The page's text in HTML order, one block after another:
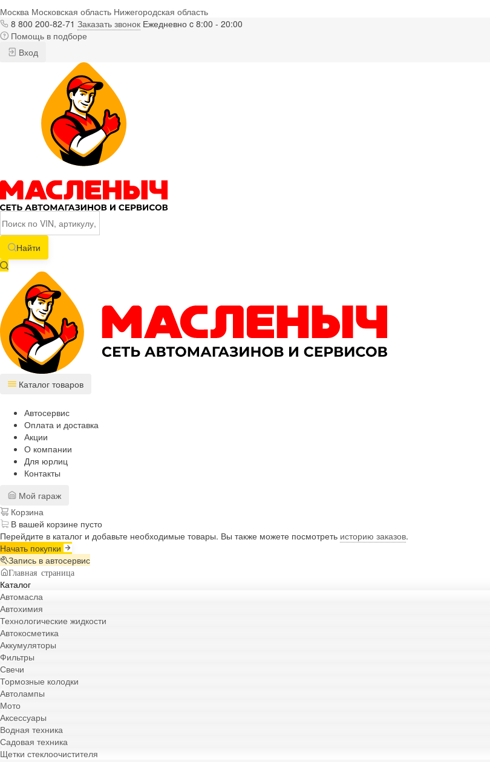
Москва Московская область Нижегородская область
8 800 200-82-71 Заказать звонок Ежедневно c 8:00 - 20:00
Помощь в подборе
Вход
Найти
Каталог товаров
Автосервис
Оплата и доставка
Акции
О компании
Для юрлиц
Контакты
Мой гараж
Корзина
В вашей корзине пусто
Перейдите в каталог и добавьте необходимые товары. Вы также можете посмотреть историю заказов.
Начать покупки
Запись в автосервис
Главная страница
Каталог
Автомасла
Автохимия
Технологические жидкости
Автокосметика
Аккумуляторы
Фильтры
Свечи
Тормозные колодки
Автолампы
Мото
Аксессуары
Водная техника
Садовая техника
Щетки стеклоочистителя